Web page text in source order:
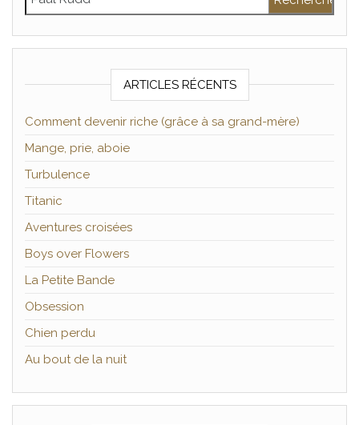
ARTICLES RÉCENTS
Comment devenir riche (grâce à sa grand-mère)
Mange, prie, aboie
Turbulence
Titanic
Aventures croisées
Boys over Flowers
La Petite Bande
Obsession
Chien perdu
Au bout de la nuit